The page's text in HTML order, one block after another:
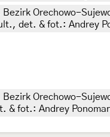
Bezirk Orechowo-
det. & fot.: Andrey
Bezirk Orechowo-
& fot.: Andrey